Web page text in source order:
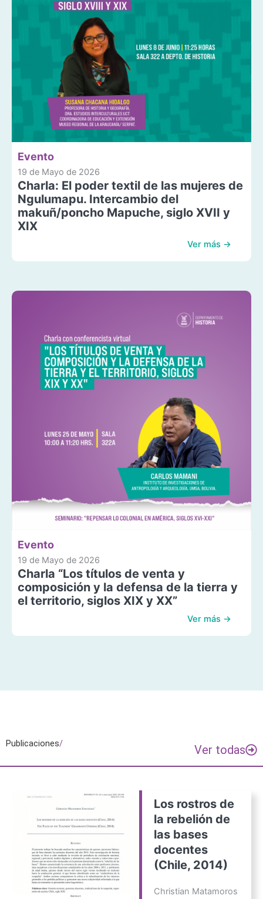
Evento
19 de Mayo de 2026
Charla: El poder textil de las mujeres de
Ngulumapu. Intercambio del
makuñ/poncho Mapuche, siglo XVII y
XIX
Ver más →
Evento
19 de Mayo de 2026
Charla “Los títulos de venta y
composición y la defensa de la tierra y
el territorio, siglos XIX y XX”
Ver más →
Publicaciones/ Ver todas
Los rostros de
la rebelión de
las bases
docentes
(Chile, 2014)
Christian Matamoros